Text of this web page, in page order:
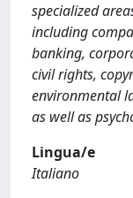
specialized
including
banking,
civil rights,
environmental
as well as
Lingua/e
Italiano